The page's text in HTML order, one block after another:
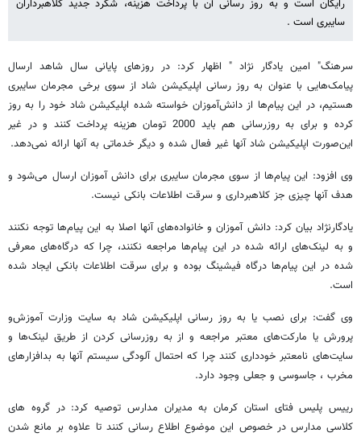
رایگان است و به روز رسانی آن با پرداخت هزینه، شگرد جدید کلاهبرداران
سایبری است .
سرهنگ" امین یادگار نژاد " اظهار کرد: در روزهای پایانی سال شاهد ارسال
پیامک‌هایی با عنوان به روز رسانی اپلیکیشن شاد از سوی برخی مجرمان سایبری
هستیم، در این پیام‌ها از دانش‌آموزان خواسته شده اپلیکیشن شاد خود را به روز
کرده و برای به روزرسانی هم باید 2000 تومان هزینه پرداخت کنند و در غیر
این‌صورت اپلیکیشن شاد آنها غیر فعال شده و دیگر خدماتی به آنها ارائه نمی‌دهد.
وی افزود: این پیام‌ها از سوی مجرمان سایبری برای دانش آموزان ارسال می‌شود و
هدف آنها چیزی جز کلاهبرداری و سرقت اطلاعات بانکی نیست.
یادگارنژاد بیان کرد: دانش آموزان و خانواده‌های آنها اصلا به این پیام‌ها توجه نکنند
و به لینک‌های ارائه شده در این پیام‌ها مراجعه نکنند، چرا که درگاه‌های معرفی
شده در این پیام‌ها درگاه فیشینگ بوده و برای سرقت اطلاعات بانکی ایجاد شده
است.
وی گفت: برای نصب یا به روز رسانی اپلیکیشن شاد به سایت وزارت آموزش‌و
پرورش یا مارکت‌های معتبر مراجعه و از به روزرسانی کردن از طریق لینک‌ها و
سایت‌های نامعتبر خودداری کنند چرا که احتمال آلودگی سیستم آنها به بدافزارهای
مخرب ، جاسوسی و جعلی وجود دارد.
رییس پلیس فتای استان کرمان به مدیران مدارس توصیه کرد: در گروه های
کلاسی مدارس در خصوص این موضوع اطلاع رسانی کنند تا علاوه بر مانع شدن